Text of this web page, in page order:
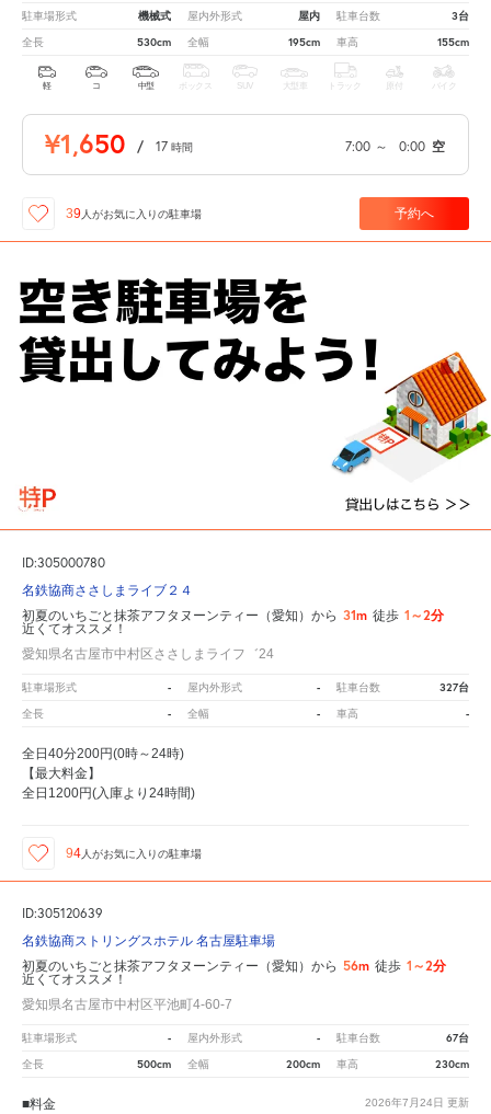
駐車場形式 機械式 屋内外形式 屋内 駐車台数 3台
全長 530cm 全幅 195cm 車高 155cm
軽 コ 中型 ボックス SUV 大型車 トラック 原付 バイク
¥1,650 / 17 時間 7:00 ～ 0:00 空
39 人がお気に入りの駐車場 予約へ
ID:305000780
名鉄協商ささしまライブ２４
初夏のいちごと抹茶アフタヌーンティー（愛知）から 31m 徒歩 1～2分
近くてオススメ！
愛知県名古屋市中村区ささしまライフ゛24
駐車場形式 - 屋内外形式 - 駐車台数 327台
全長 - 全幅 - 車高 -
全日40分200円(0時～24時)
【最大料金】
全日1200円(入庫より24時間)
94人がお気に入りの駐車場
ID:305120639
名鉄協商ストリングスホテル 名古屋駐車場
初夏のいちごと抹茶アフタヌーンティー（愛知）から 56m 徒歩 1～2分
近くてオススメ！
愛知県名古屋市中村区平池町4-60-7
駐車場形式 - 屋内外形式 - 駐車台数 67台
全長 500cm 全幅 200cm 車高 230cm
2026年7月24日 更新
■料金